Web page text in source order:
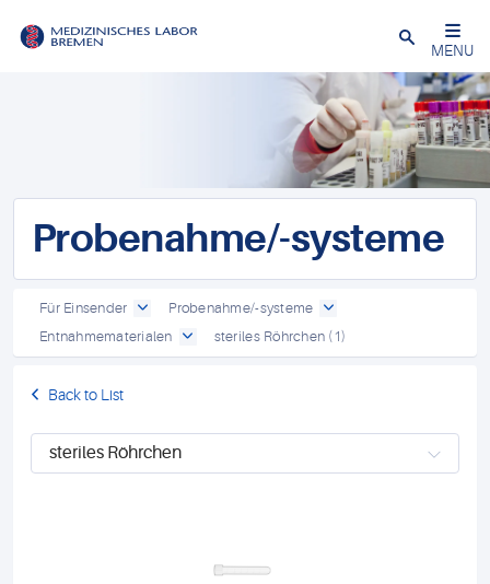
Schließen
MENU
Probenahme/-systeme
Für Einsender
Probenahme/-systeme
Entnahmematerialen
steriles Röhrchen (1)
Back to List
steriles Röhrchen